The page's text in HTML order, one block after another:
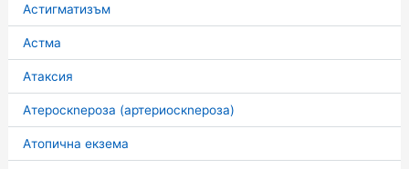
Астигматизъм
Астма
Атаксия
Атероскnероза (артериоскnероза)
Атопична екзема